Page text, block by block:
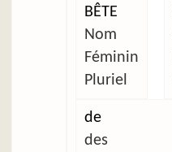
BÊTE
Nom
Féminin
Pluriel
de
des